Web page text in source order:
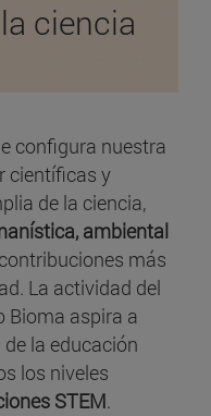
ciencia
configura nuestra
científicas y
de la ciencia,
ambiental
más
La actividad del
Bioma aspira a
la educación
los niveles
STEM.